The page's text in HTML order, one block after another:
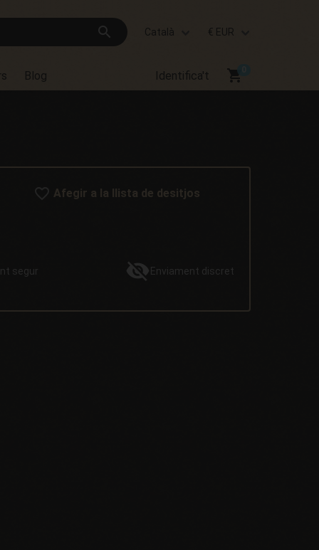
search Català € EUR
Blog Identifica't shopping_cart
Afegir a la llista de desitjos
segur Enviament discret